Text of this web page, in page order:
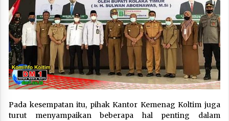
Pada kesempatan itu, pihak Kantor Kemenag Koltim juga
turut menyampaikan beberapa hal penting dalam